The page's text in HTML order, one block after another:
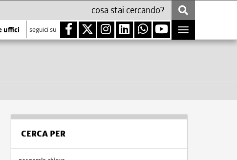
uffici seguici su
Toggle
navigation
CERCA PER